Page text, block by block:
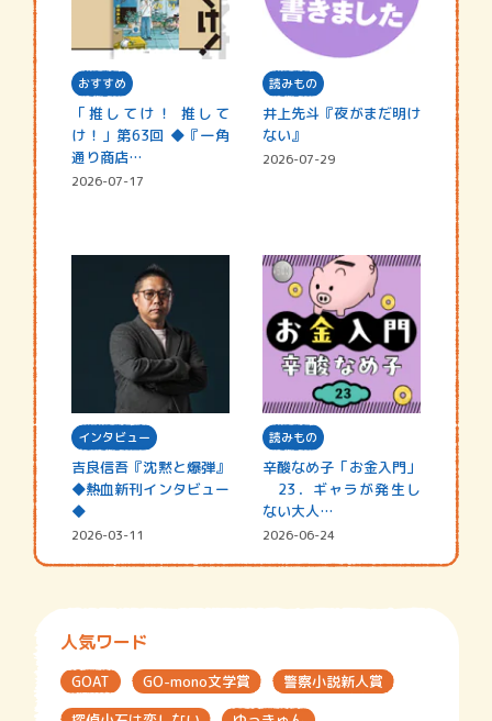
おすすめ
「推してけ！ 推して
け！」第63回 ◆『一角
通り商店…
2026-07-17
読みもの
井上先斗『夜がまだ明け
ない』
2026-07-29
インタビュー
吉良信吾『沈黙と爆弾』
◆熱血新刊インタビュー
◆
2026-03-11
読みもの
辛酸なめ子「お金入門」
23．ギャラが発生し
ない大人…
2026-06-24
人気ワード
GOAT GO-mono文学賞
警察小説新人賞